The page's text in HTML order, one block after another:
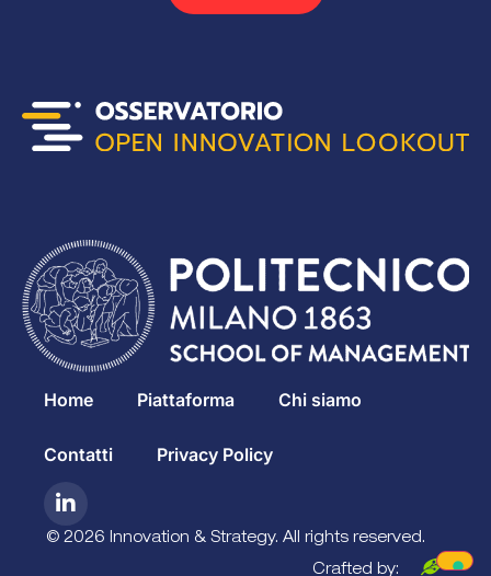
Home Piattaforma Chi siamo
Contatti Privacy Policy
© 2026 Innovation & Strategy. All rights reserved.
Crafted by: